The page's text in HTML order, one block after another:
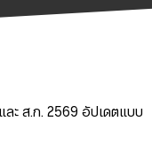
ะ ส.ก. 2569 อัปเดตแบบ